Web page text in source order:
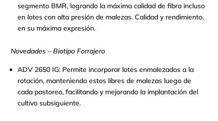
segmento BMR, logrando la máxima calidad de fibra incluso
en lotes con alta presión de malezas. Calidad y rendimiento,
en su máxima expresión.
Novedades – Biotipo Forrajero
ADV 2650 IG: Permite incorporar lotes enmalezados a la
rotación, manteniendo estos libres de malezas luego de
cada pastoreo, facilitando y mejorando la implantación del
cultivo subsiguiente.